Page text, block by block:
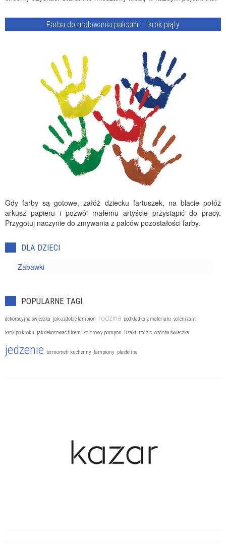
Farba do malowania palcami – krok piąty
Gdy farby są gotowe, załóż dziecku fartuszek, na blacie połóż
arkusz papieru i pozwól małemu artyście przystąpić do pracy.
Przygotuj naczynie do zmywania z palców pozostałości farby.
DLA DZIECI
Zabawki
POPULARNE TAGI
dekoracyjna świeczka jak ozdobić lampion rodzina podkładka z materiału solenizant
krok po kroku jak dekorować filcem kolorowy pompon lizaki rodzic ozdoba świeczka
jedzenie termometr kuchenny lampiony plastelina